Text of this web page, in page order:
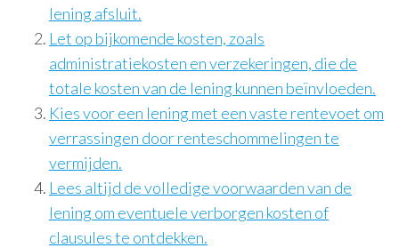
lening afsluit.
Let op bijkomende kosten, zoals
administratiekosten en verzekeringen, die de
totale kosten van de lening kunnen beïnvloeden.
Kies voor een lening met een vaste rentevoet om
verrassingen door renteschommelingen te
vermijden.
Lees altijd de volledige voorwaarden van de
lening om eventuele verborgen kosten of
clausules te ontdekken.